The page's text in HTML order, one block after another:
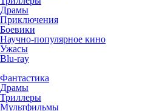
Драмы
Приключения
Боевики
Научно-популярное кино
Ужасы
Blu-ray
Фантастика
Драмы
Триллеры
Мультфильмы